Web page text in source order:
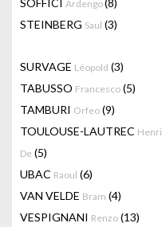
SOFFICI Ardengo(8)
STEINBERG Saul (3)
SURVAGE Léopold (3)
TABUSSO Francesco (5)
TAMBURI Orfeo (9)
TOULOUSE-LAUTREC Henri
De (5)
UBAC Raoul (6)
VAN VELDE Bram (4)
VESPIGNANI Renzo (13)